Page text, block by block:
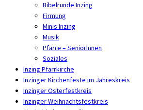
Bibelrunde Inzing
Firmung
Minis Inzing
Musik
Pfarre – SeniorInnen
Soziales
Inzing Pfarrkirche
Inzinger Kirchenfeste im Jahreskreis
Inzinger Osterfestkreis
Inzinger Weihnachtsfestkreis